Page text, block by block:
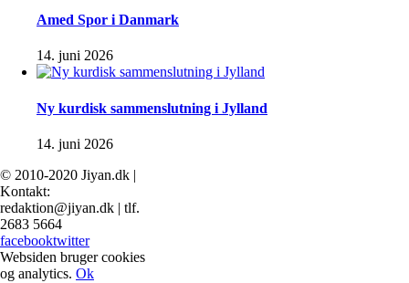
Amed Spor i Danmark
14. juni 2026
Ny kurdisk sammenslutning i Jylland
14. juni 2026
© 2010-2020 Jiyan.dk |
Kontakt:
redaktion@jiyan.dk | tlf.
2683 5664
facebooktwitter
Websiden bruger cookies
og analytics. Ok